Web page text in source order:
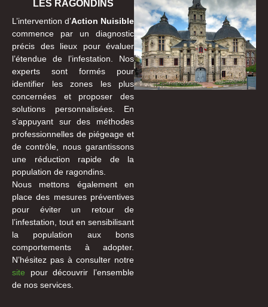
LES RAGONDINS
L’intervention d’Action Nuisible
commence par un diagnostic
précis des lieux pour évaluer
l’étendue de l’infestation. Nos
experts sont formés pour
identifier les zones les plus
concernées et proposer des
solutions personnalisées. En
s’appuyant sur des méthodes
professionnelles de piégeage et
de contrôle, nous garantissons
une réduction rapide de la
population de ragondins.
Nous mettons également en
place des mesures préventives
pour éviter un retour de
l’infestation, tout en sensibilisant
la population aux bons
comportements à adopter.
N’hésitez pas à consulter notre
site pour découvrir l’ensemble
de nos services.